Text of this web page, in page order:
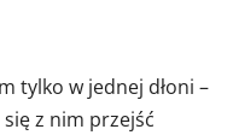
tylko w jednej dłoni –
z nim przejść